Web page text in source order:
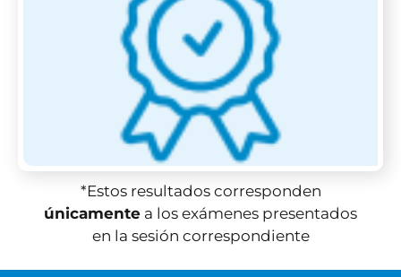
*Estos resultados corresponden
únicamente a los exámenes presentados
en la sesión correspondiente